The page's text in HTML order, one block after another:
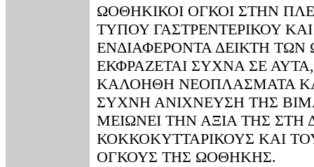
ΩΟΘΗΚΙΚΟΙ ΟΓΚΟΙ ΣΤΗΝ
ΤΥΠΟΥ ΓΑΣΤΡΕΝΤΕΡΙΚΟΥ
ΕΝΔΙΑΦΕΡΟΝΤΑ ΔΕΙΚΤΗ
ΕΚΦΡΑΖΕΤΑΙ ΣΥΧΝΑ ΣΕ
ΚΑΛΟΗΘΗ ΝΕΟΠΛΑΣΜΑΤΑ
ΣΥΧΝΗ ΑΝΙΧΝΕΥΣΗ ΤΗΣ
ΜΕΙΩΝΕΙ ΤΗΝ ΑΞΙΑ ΤΗΣ ΣΤΗ
ΚΟΚΚΟΚΥΤΤΑΡΙΚΟΥΣ ΚΑΙ
ΟΓΚΟΥΣ ΤΗΣ ΩΟΘΗΚΗΣ.